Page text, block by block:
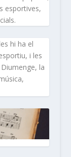
esportives,
hi ha el
i les
la